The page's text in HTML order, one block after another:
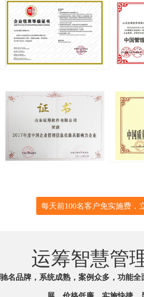
每天前100名客户免实施费，
运筹智慧管
驰名品牌，系统成熟，案例众多，功能